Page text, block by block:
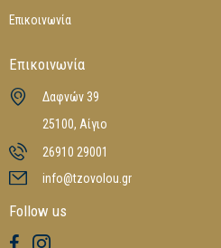
Επικοινωνία
Επικοινωνία
Δαφνών 39
25100, Αίγιο
26910 29001
info@tzovolou.gr
Follow us